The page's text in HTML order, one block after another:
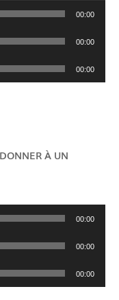
00:00
00:00
00:00
À UN
00:00
00:00
00:00